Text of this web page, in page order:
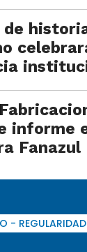
de
informe
Fanazul
- REGULARIDAD